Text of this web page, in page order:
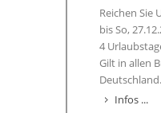
Reichen Sie
bis So,
4
Gilt in allen
Deutschland.
Infos ...